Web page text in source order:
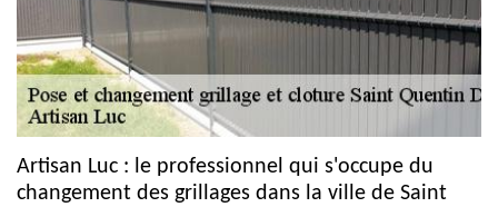
Artisan Luc : le professionnel qui s'occupe du
changement des grillages dans la ville de Saint